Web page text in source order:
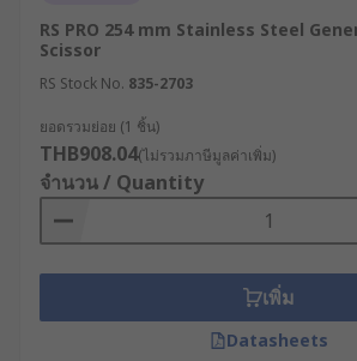
ยาวนาน ควรพิจารณาจากปัจจัยทางเทค
ประเภทวัสดุที่ต้องการตัด หากเป็นง
ควรเลือกกรรไกรตัดผ้าโดยเฉพาะ
มีดคมกริบ ช่วยไม่ให้รอยตัดรุ่ย หรือ
ในโรงงานควรเลือกกรรไกรอุตสา
(Industrial Scissor) ที่ทนทานต่อส
ขนาดของเครื่องมือ เลือกกรรไกรใ
งานตัดวัสดุที่มีความหนาหรือต้องก
RS PRO 254 mm Stainless Steel
Scissor
RS Stock No. 835-2703
ยอดรวมย่อย (1 ชิ้น)
THB908.04(ไม่รวมภาษีมูลค่าเพิ่ม)
จำนวน / Quantity
เพิ่ม
Datasheets